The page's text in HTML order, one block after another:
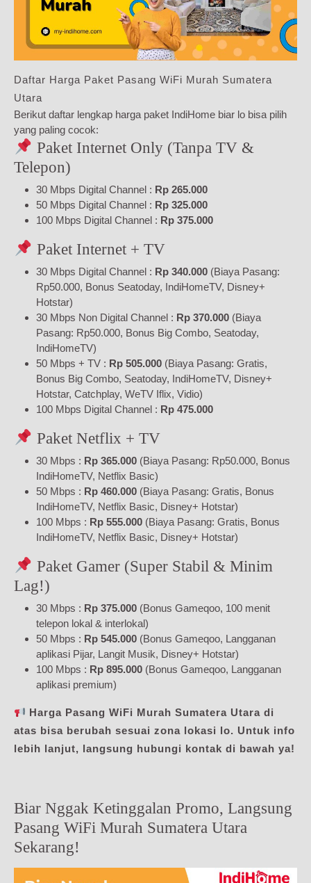
Daftar Harga Paket Pasang WiFi Murah Sumatera
Utara
Berikut daftar lengkap harga paket IndiHome biar lo bisa pilih
yang paling cocok:
Paket Internet Only (Tanpa TV &
Telepon)
30 Mbps Digital Channel : Rp 265.000
50 Mbps Digital Channel : Rp 325.000
100 Mbps Digital Channel : Rp 375.000
Paket Internet + TV
30 Mbps Digital Channel : Rp 340.000 (Biaya Pasang:
Rp50.000, Bonus Seatoday, IndiHomeTV, Disney+
Hotstar)
30 Mbps Non Digital Channel : Rp 370.000 (Biaya
Pasang: Rp50.000, Bonus Big Combo, Seatoday,
IndiHomeTV)
50 Mbps + TV : Rp 505.000 (Biaya Pasang: Gratis,
Bonus Big Combo, Seatoday, IndiHomeTV, Disney+
Hotstar, Catchplay, WeTV Iflix, Vidio)
100 Mbps Digital Channel : Rp 475.000
Paket Netflix + TV
30 Mbps : Rp 365.000 (Biaya Pasang: Rp50.000, Bonus
IndiHomeTV, Netflix Basic)
50 Mbps : Rp 460.000 (Biaya Pasang: Gratis, Bonus
IndiHomeTV, Netflix Basic, Disney+ Hotstar)
100 Mbps : Rp 555.000 (Biaya Pasang: Gratis, Bonus
IndiHomeTV, Netflix Basic, Disney+ Hotstar)
Paket Gamer (Super Stabil & Minim
Lag!)
30 Mbps : Rp 375.000 (Bonus Gameqoo, 100 menit
telepon lokal & interlokal)
50 Mbps : Rp 545.000 (Bonus Gameqoo, Langganan
aplikasi Pijar, Langit Musik, Disney+ Hotstar)
100 Mbps : Rp 895.000 (Bonus Gameqoo, Langganan
aplikasi premium)
Harga Pasang WiFi Murah Sumatera Utara di
atas bisa berubah sesuai zona lokasi lo. Untuk info
lebih lanjut, langsung hubungi kontak di bawah ya!
Biar Nggak Ketinggalan Promo, Langsung
Pasang WiFi Murah Sumatera Utara
Sekarang!